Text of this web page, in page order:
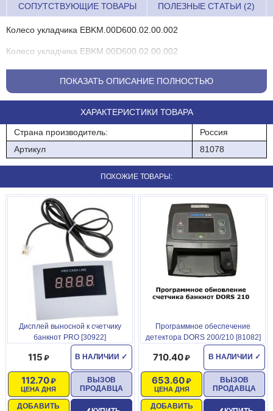
СОПУТСТВУЮЩИЕ ТОВАРЫ ПОЛЕЗНЫЕ СТАТЬИ (2)
Колесо укладчика EBKM.00D600.02.00.002
Колесо укладчика EBKM.00D600.02.00.002
ПОКАЗАТЬ ОПИСАНИЕ ПОЛНОСТЬЮ
ХАРАКТЕРИСТИКИ ТОВАРА
Страна производитель:
Россия
Артикул
81078
ПОХОЖИЕ ТОВАРЫ:
Дисплей выносной к счетчику
банкнот PRO [30922]
В НАЛИЧИИ ✓
115
ЦЕНА ДНЯ
112.70
ДОБАВИТЬ
ВЫЗОВ
ПРОДАВЦА
Программное обеспечение
детектора DORS 200/210 [81082]
В НАЛИЧИИ ✓
710.40
ЦЕНА ДНЯ
653.60
ДОБАВИТЬ
ВЫЗОВ
ПРОДАВЦА